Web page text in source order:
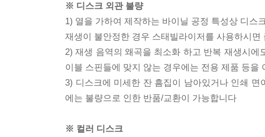
※ 디스크 외관 불량
1) 열을 가하여 제작하는 바이닐 공정 특성상 디스
재생이 불안정한 경우 스태빌라이저를 사용하시
2) 재생 음역의 왜곡을 최소화 하고 반복 재생시
이블 스핀들에 맞지 않는 경우에는 전용 제품 등
3) 디스크에 미세한 잔 흠집이 남아있거나 인쇄
에는 불량으로 인한 반품/교환이 가능합니다
※ 컬러 디스크